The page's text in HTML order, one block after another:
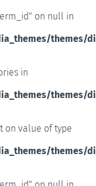
on null in
themes/
in
themes/
on value of type
themes/